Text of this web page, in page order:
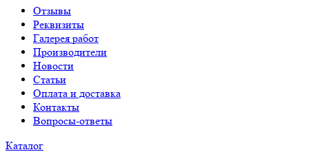
Отзывы
Реквизиты
Галерея работ
Производители
Новости
Статьи
Оплата и доставка
Контакты
Вопросы-ответы
Каталог